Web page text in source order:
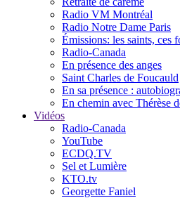
Radio VM Montréal
Radio Notre Dame Paris
Émissions: les saints, ces
Radio-Canada
En présence des anges
Saint Charles de Foucauld
En sa présence :
En chemin avec Thérèse
Vidéos
Radio-Canada
YouTube
ECDQ.TV
Sel et Lumière
KTO.tv
Georgette Faniel